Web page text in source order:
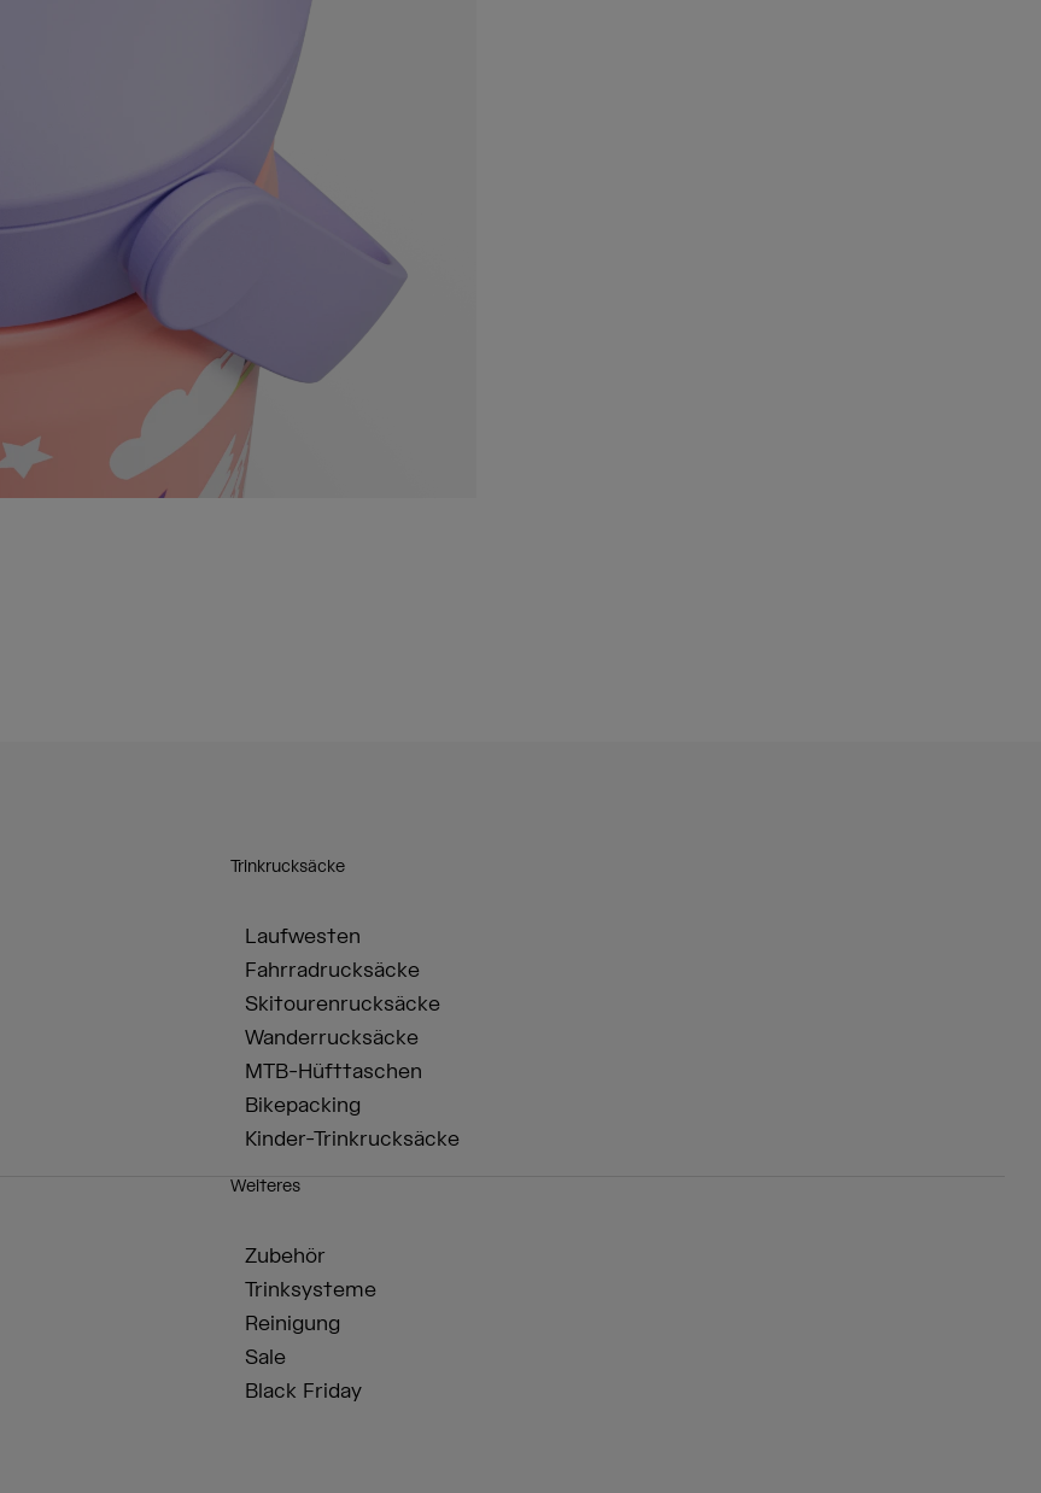
Trinkrucksäcke
Laufwesten
Fahrradrucksäcke
Skitourenrucksäcke
Wanderrucksäcke
MTB-Hüfttaschen
Bikepacking
Kinder-Trinkrucksäcke
Weiteres
Zubehör
Trinksysteme
Reinigung
Sale
Black Friday